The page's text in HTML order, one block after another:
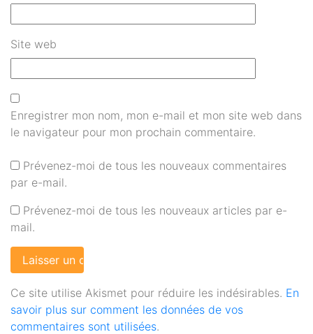
Site web
Enregistrer mon nom, mon e-mail et mon site web dans
le navigateur pour mon prochain commentaire.
Prévenez-moi de tous les nouveaux commentaires
par e-mail.
Prévenez-moi de tous les nouveaux articles par e-
mail.
Ce site utilise Akismet pour réduire les indésirables. En
savoir plus sur comment les données de vos
commentaires sont utilisées.